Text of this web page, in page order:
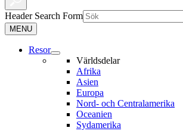
Header Search Form
MENU
Resor
Världsdelar
Afrika
Asien
Europa
Nord- och Centralamerika
Oceanien
Sydamerika